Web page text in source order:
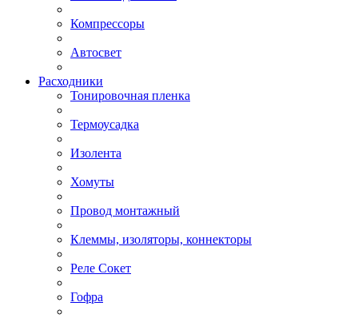
Компрессоры
Автосвет
Расходники
Тонировочная пленка
Термоусадка
Изолента
Хомуты
Провод монтажный
Клеммы, изоляторы, коннекторы
Реле Сокет
Гофра